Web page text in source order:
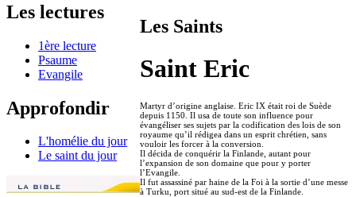
Les lectures
1ère lecture
Psaume
Evangile
Approfondir
L'homélie du jour
Le saint du jour
Les Saints
Saint Eric
Martyr d’origine anglaise. Eric IX était roi de Suède
depuis 1150. Il usa de toute son influence pour
évangéliser ses sujets par la codification des lois de son
royaume qu’il rédigea dans un esprit chrétien, sans
vouloir les forcer à la conversion.
Il décida de conquérir la Finlande, autant pour
l’expansion de son domaine que pour y porter
l’Evangile.
Il fut assassiné par haine de la Foi à la sortie d’une messe
à Turku, port situé au sud-est de la Finlande.